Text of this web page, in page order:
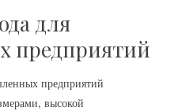
для
предприятий
предприятий
высокой